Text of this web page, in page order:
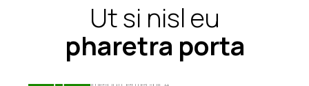
Ut si nisl eu
pharetra porta